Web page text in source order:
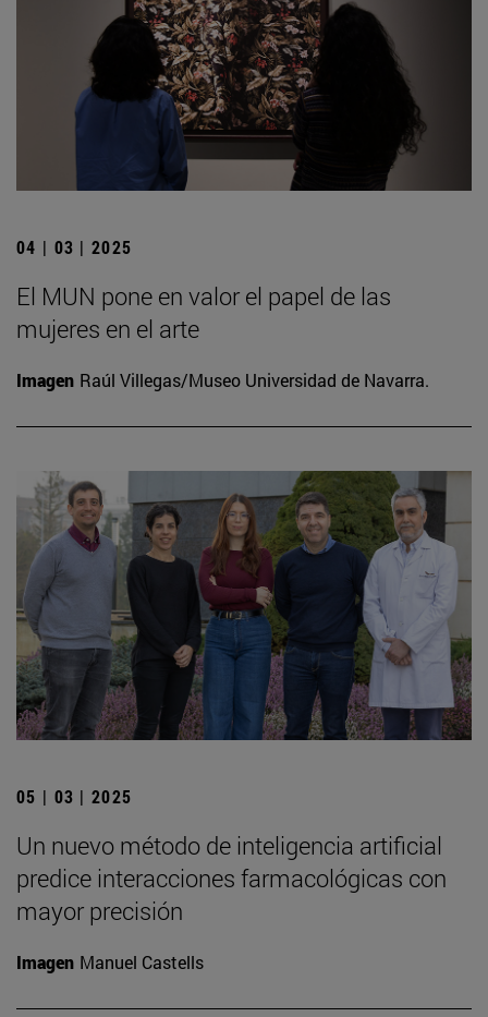
04 | 03 | 2025
El MUN pone en valor el papel de las
mujeres en el arte
Imagen Raúl Villegas/Museo Universidad de Navarra.
05 | 03 | 2025
Un nuevo método de inteligencia artificial
predice interacciones farmacológicas con
mayor precisión
Imagen Manuel Castells